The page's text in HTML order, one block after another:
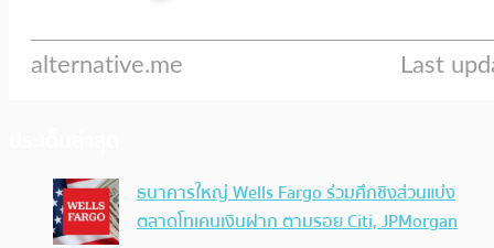
ธนาคารใหญ่ Wells Fargo ร่วมศึกชิงส่วนแบ่ง
ตลาดโทเคนเงินฝาก ตามรอย Citi, JPMorgan